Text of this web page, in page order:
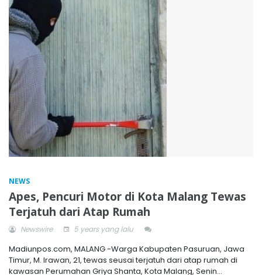
NEWS
Apes, Pencuri Motor di Kota Malang Tewas
Terjatuh dari Atap Rumah
Newswire 5 years yang lalu
Madiunpos.com, MALANG -Warga Kabupaten Pasuruan, Jawa
Timur, M. Irawan, 21, tewas seusai terjatuh dari atap rumah di
kawasan Perumahan Griya Shanta, Kota Malang, Senin...